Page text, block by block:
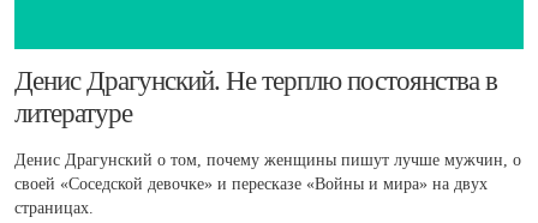
​Денис Драгунский. Не терплю постоянства в
литературе
Денис Драгунский о том, почему женщины пишут лучше мужчин, о
своей «Соседской девочке» и пересказе «Войны и мира» на двух
страницах.